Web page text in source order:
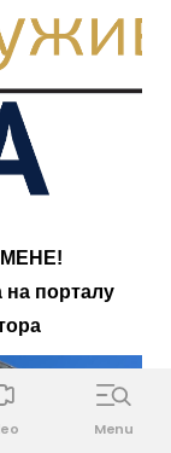
на порталу
Menu